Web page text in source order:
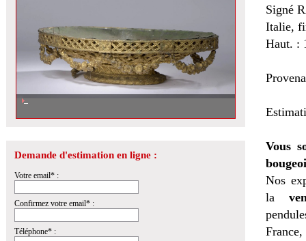
Demande d'estimation en ligne :
Votre email* :
Confirmez votre email* :
Téléphone* :
Signé
Italie,
Haut. :
Vous
Nos
la